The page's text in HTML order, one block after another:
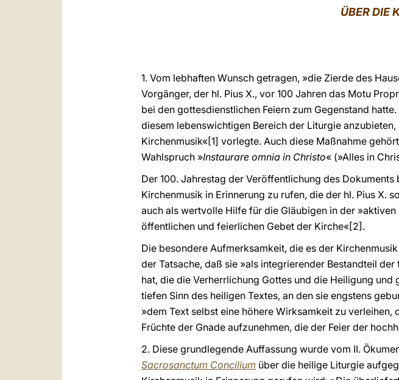
ÜBER DIE
1. Vom lebhaften Wunsch getragen, »die Zierde des
Vorgänger, der hl. Pius X., vor 100 Jahren das Motu
bei den gottesdienstlichen Feiern zum Gegenstand
diesem lebenswichtigen Bereich der Liturgie
Kirchenmusik«[1] vorlegte. Auch diese Maßnahme
Wahlspruch »Instaurare omnia in Christo« (»Alles in
Der 100. Jahrestag der Veröffentlichung des
Kirchenmusik in Erinnerung zu rufen, die der hl. Pius X.
auch als wertvolle Hilfe für die Gläubigen in der
öffentlichen und feierlichen Gebet der Kirche«[2].
Die besondere Aufmerksamkeit, die es der
der Tatsache, daß sie »als integrierender Bestandteil
hat, die die Verherrlichung Gottes und die Heiligung
tiefen Sinn des heiligen Textes, an den sie engstens
»dem Text selbst eine höhere Wirksamkeit zu
Früchte der Gnade aufzunehmen, die der Feier der
2. Diese grundlegende Auffassung wurde vom II.
Sacrosanctum Concilium über die heilige Liturgie